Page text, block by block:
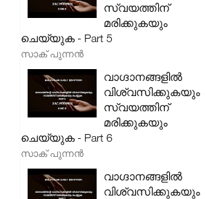
സ്വയത്തിന്
മരിക്കുകയും
ചെയ്യുക - Part 5
സാക് പുന്നൻ
വാഗ്ദാനങ്ങളിൽ
വിശ്വസിക്കുകയും
സ്വയത്തിന്
മരിക്കുകയും
ചെയ്യുക - Part 6
സാക് പുന്നൻ
വാഗ്ദാനങ്ങളിൽ
വിശ്വസിക്കുകയും